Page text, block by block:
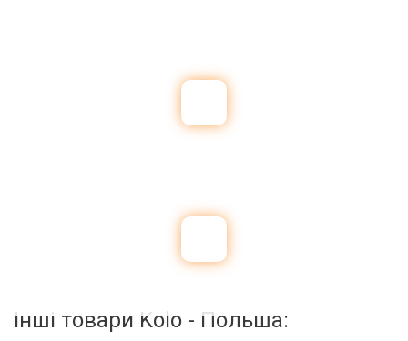
Інші товари Kolo - Польша: